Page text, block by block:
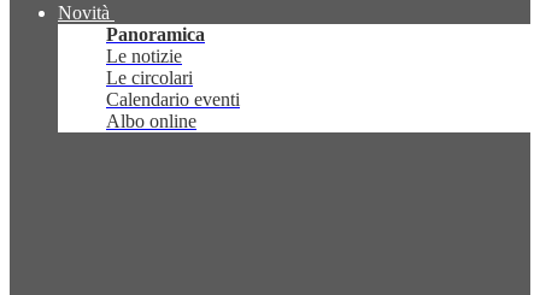
Novità
Panoramica
Le notizie
Le circolari
Calendario eventi
Albo online